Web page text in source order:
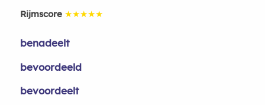
Rijmscore ★★★★★
benadeelt
bevoordeeld
bevoordeelt